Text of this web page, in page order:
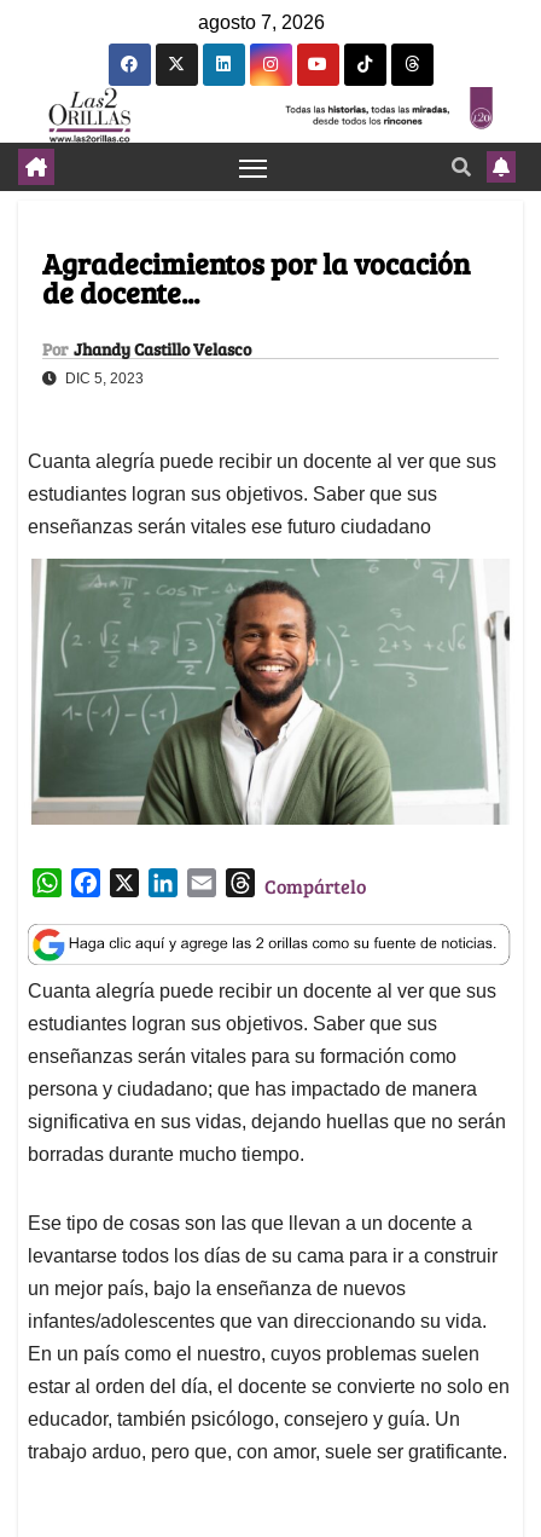
agosto 7, 2026
Agradecimientos por la vocación
de docente...
Por Jhandy Castillo Velasco
DIC 5, 2023
Cuanta alegría puede recibir un docente al ver que sus
estudiantes logran sus objetivos. Saber que sus
enseñanzas serán vitales ese futuro ciudadano
W
a
t
s
A
p
p
c
e
b
o
o
k
n
k
e
d
I
n
a
i
l
T
r
e
a
d
s
Compártelo
Cuanta alegría puede recibir un docente al ver que sus
estudiantes logran sus objetivos. Saber que sus
enseñanzas serán vitales para su formación como
persona y ciudadano; que has impactado de manera
significativa en sus vidas, dejando huellas que no serán
borradas durante mucho tiempo.
Ese tipo de cosas son las que llevan a un docente a
levantarse todos los días de su cama para ir a construir
un mejor país, bajo la enseñanza de nuevos
infantes/adolescentes que van direccionando su vida.
En un país como el nuestro, cuyos problemas suelen
estar al orden del día, el docente se convierte no solo en
educador, también psicólogo, consejero y guía. Un
trabajo arduo, pero que, con amor, suele ser gratificante.